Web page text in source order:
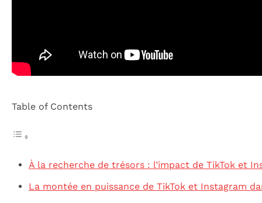
Table of Contents
À la recherche de trésors : l’impact de TikTok et
La montée en puissance de TikTok et Instagram